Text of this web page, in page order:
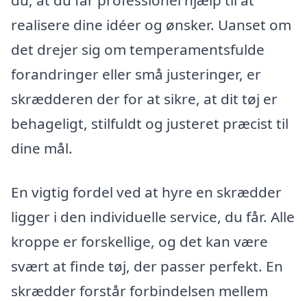
realisere dine idéer og ønsker. Uanset om
det drejer sig om temperamentsfulde
forandringer eller små justeringer, er
skrædderen der for at sikre, at dit tøj er
behageligt, stilfuldt og justeret præcist til
dine mål.
En vigtig fordel ved at hyre en skrædder
ligger i den individuelle service, du får. Alle
kroppe er forskellige, og det kan være
svært at finde tøj, der passer perfekt. En
skrædder forstår forbindelsen mellem